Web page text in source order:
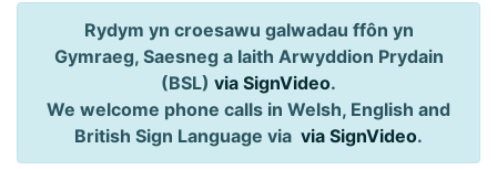
Rydym yn croesawu galwadau ffôn yn
Gymraeg, Saesneg a Iaith Arwyddion Prydain
(BSL) via SignVideo.
We welcome phone calls in Welsh, English and
British Sign Language via via SignVideo.